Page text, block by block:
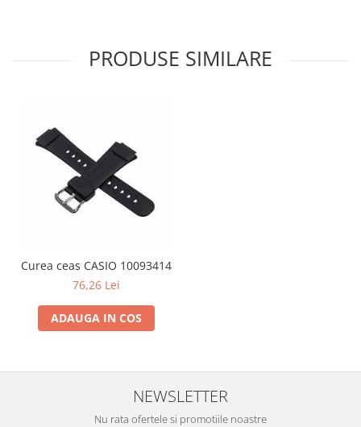
PRODUSE SIMILARE
Curea ceas CASIO 10093414
76,26 Lei
ADAUGA IN COS
NEWSLETTER
Nu rata ofertele si promotiile noastre